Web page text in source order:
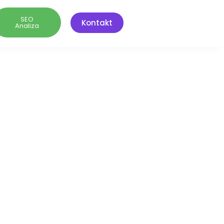
SEO
Analiza Kontakt